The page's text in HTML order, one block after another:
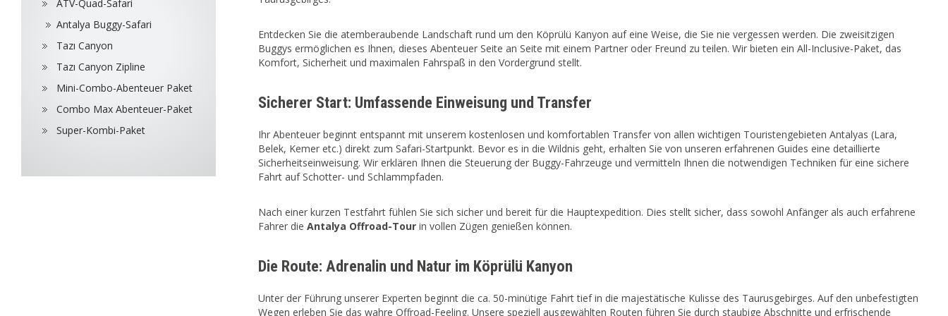
Entdecken Sie die atemberaubende Landschaft rund um den Köprülü Kanyon auf eine Weise, die Sie nie vergessen werden. Die zweisitzigen
Buggys ermöglichen es Ihnen, dieses Abenteuer Seite an Seite mit einem Partner oder Freund zu teilen. Wir bieten ein All-Inclusive-Paket, das
Komfort, Sicherheit und maximalen Fahrspaß in den Vordergrund stellt.
Sicherer Start: Umfassende Einweisung und Transfer
Ihr Abenteuer beginnt entspannt mit unserem kostenlosen und komfortablen Transfer von allen wichtigen Touristengebieten Antalyas (Lara,
Belek, Kemer etc.) direkt zum Safari-Startpunkt. Bevor es in die Wildnis geht, erhalten Sie von unseren erfahrenen Guides eine detaillierte
Sicherheitseinweisung. Wir erklären Ihnen die Steuerung der Buggy-Fahrzeuge und vermitteln Ihnen die notwendigen Techniken für eine sichere
Fahrt auf Schotter- und Schlammpfaden.
Nach einer kurzen Testfahrt fühlen Sie sich sicher und bereit für die Hauptexpedition. Dies stellt sicher, dass sowohl Anfänger als auch erfahrene
Fahrer die Antalya Offroad-Tour in vollen Zügen genießen können.
Die Route: Adrenalin und Natur im Köprülü Kanyon
Unter der Führung unserer Experten beginnt die ca. 50-minütige Fahrt tief in die majestätische Kulisse des Taurusgebirges. Auf den unbefestigten
Wegen erleben Sie das wahre Offroad-Feeling. Unsere speziell ausgewählten Routen führen Sie durch staubige Abschnitte und erfrischende
ATV-Quad-Safari
Antalya Buggy-Safari
Tazı Canyon
Tazı Canyon Zipline
Mini-Combo-Abenteuer Paket
Combo Max Abenteuer-Paket
Super-Kombi-Paket